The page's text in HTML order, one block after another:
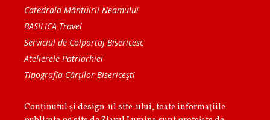
Catedrala Mântuirii Neamului
BASILICA Travel
Serviciul de Colportaj Bisericesc
Atelierele Patriarhiei
Tipografia Cărţilor Bisericeşti
Conținutul și design-ul site-ului, toate informaţiile